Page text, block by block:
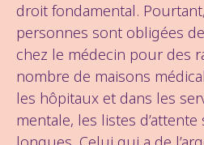
droit fondamental.
personnes sont obligées
chez le médecin pour des
nombre de maisons
les hôpitaux et dans les
mentale, les listes